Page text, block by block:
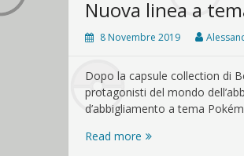
Nuova linea a
8 Novembre 2019
Dopo la capsule collection di
protagonisti del mondo
d’abbigliamento a tema
Read more Nuova